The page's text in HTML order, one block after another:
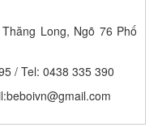
Long, Ngõ 76 Phố
/ Tel: 0438 335 390
beboivn@gmail.com